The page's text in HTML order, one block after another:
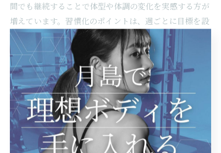
間でも継続することで体型や体調の変化を実感する方が
増えています。習慣化のポイントは、週ごとに目標を設
定し、達成感を積み重ねること。自分に合ったタイミン
グや頻度で、継続しやすい環境を整えましょう。
パーソナルトレーニングとピラティスの相乗効果
パーソナルトレーニングとピラティスを組み合わせるこ
とで、ダイエット効果がさらに高まります。個別の食事
アドバイスや筋力強化メニューと、体幹重視のピラティ
スを並行して行うことで、効率よく脂肪を燃焼し、理想